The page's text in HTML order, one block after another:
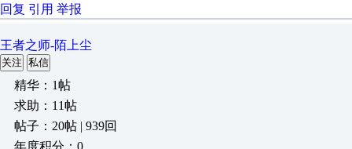
回复 引用 举报
王者之师-陌上尘
关注 私信
精华：1帖
求助：11帖
帖子：20帖 | 939回
年度积分：0